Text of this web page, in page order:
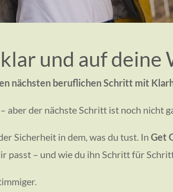
und auf deine
nächsten beruflichen Schritt mit
aber der nächste Schritt ist noch nicht
Sicherheit in dem, was du tust. InGet
– und wie du ihn Schritt für